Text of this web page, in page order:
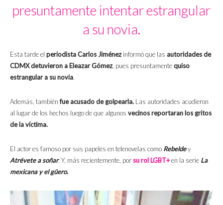
presuntamente intentar estrangular
a su novia.
Esta tarde el periodista Carlos Jiménez informó que las autoridades de
CDMXdetuvieron a Eleazar Gómez , pues presuntamentequiso
estrangular a su novia.
Además, tambiénfue acusado de golpearla. Las autoridades acudieron
al lugar de los hechos luego de que algunos vecinos reportaran los gritos
de la víctima.
El actor es famoso por sus papeles en telenovelas como Rebeldey
Atrévete a soñar. Y, más recientemente, por su rol LGBT+en la serie La
mexicana y el güero.